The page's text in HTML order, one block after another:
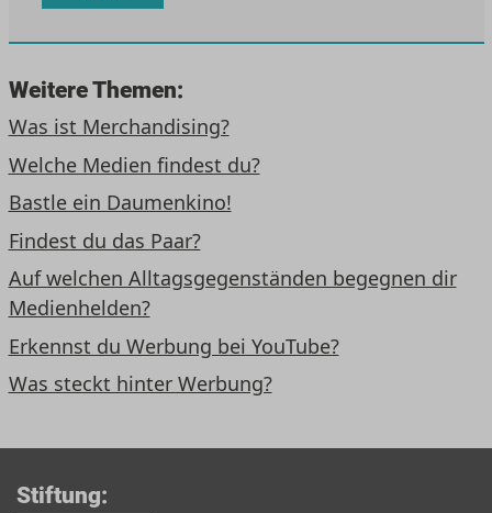
Weitere Themen:
Was ist Merchandising?
Welche Medien findest du?
Bastle ein Daumenkino!
Findest du das Paar?
Auf welchen Alltagsgegenständen begegnen dir
Medienhelden?
Erkennst du Werbung bei YouTube?
Was steckt hinter Werbung?
Stiftung: